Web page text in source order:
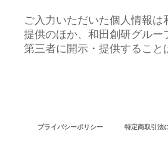
ご入力いただいた個人情報
提供のほか、和田創研グル
第三者に開示・提供すること
プライバシーポリシー 特定商取引法